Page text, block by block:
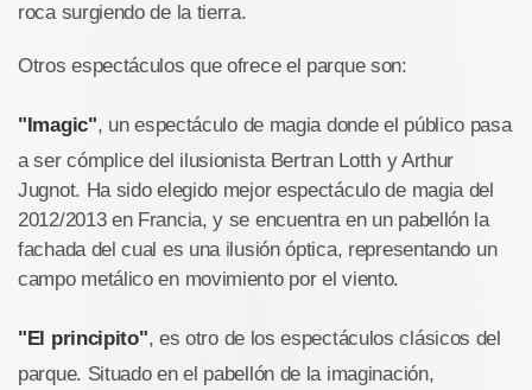
roca surgiendo de la tierra.
Otros espectáculos que ofrece el parque son:
"Imagic", un espectáculo de magia donde el público pasa
a ser cómplice del ilusionista Bertran Lotth y Arthur
Jugnot. Ha sido elegido mejor espectáculo de magia del
2012/2013 en Francia, y se encuentra en un pabellón la
fachada del cual es una ilusión óptica, representando un
campo metálico en movimiento por el viento.
"El principito", es otro de los espectáculos clásicos del
parque. Situado en el pabellón de la imaginación,